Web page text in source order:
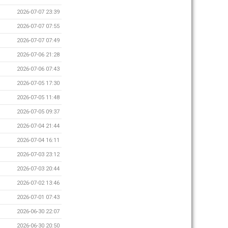
2026-07-07 23:39
2026-07-07 07:55
2026-07-07 07:49
2026-07-06 21:28
2026-07-06 07:43
2026-07-05 17:30
2026-07-05 11:48
2026-07-05 09:37
2026-07-04 21:44
2026-07-04 16:11
2026-07-03 23:12
2026-07-03 20:44
2026-07-02 13:46
2026-07-01 07:43
2026-06-30 22:07
2026-06-30 20:50